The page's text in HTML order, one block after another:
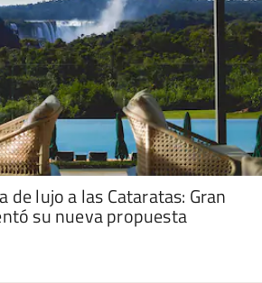
de lujo a las Cataratas: Gran
su nueva propuesta